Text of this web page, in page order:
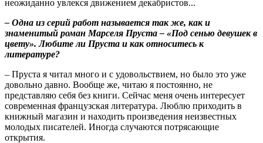
неожиданно увлекся движением декабристов...
– Одна из серий работ называется так же, как и
знаменитый роман Марселя Пруста – «Под сенью девушек в
цвету». Любите ли Пруста и как относитесь к
литературе?
– Пруста я читал много и с удовольствием, но было это уже
довольно давно. Вообще же, читаю я постоянно, не
представляю себя без книги. Сейчас меня очень интересует
современная французская литература. Люблю приходить в
книжный магазин и находить произведения неизвестных
молодых писателей. Иногда случаются потрясающие
открытия.